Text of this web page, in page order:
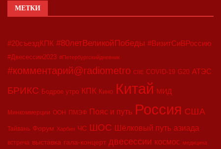
МЕТКИ
#20съездКПК #80летВеликойПобеды #ВизитСиВРоссию
#Двесессии2023 #Петербургскийдневник
#комментарий@radiometro CIIE COVID-19 G20 АТЭС
БРИКС Бодрое утро КПК Кино Китай МИД
Минкоммерции ООН ПМЭФ Пояс и путь Россия США
Тайвань Форум Харбин ЧС ШОС Шёлковый путь азиада
встреча выставка гала-концерт двесессии космос медицина